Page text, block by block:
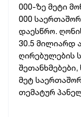
000-ზე მეტი
000
დაესწრო.
30.5 მილიარდ
ღირებულების
მეტ
თემატურ